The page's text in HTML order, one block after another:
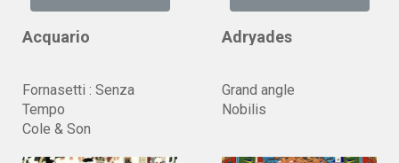
Acquario
Fornasetti : Senza
Tempo
Cole & Son
Adryades
Grand angle
Nobilis